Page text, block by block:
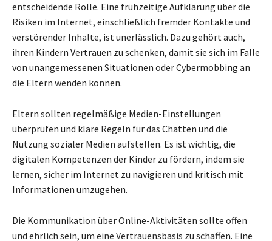
entscheidende Rolle. Eine frühzeitige Aufklärung über die
Risiken im Internet, einschließlich fremder Kontakte und
verstörender Inhalte, ist unerlässlich. Dazu gehört auch,
ihren Kindern Vertrauen zu schenken, damit sie sich im Falle
von unangemessenen Situationen oder Cybermobbing an
die Eltern wenden können.
Eltern sollten regelmäßige Medien-Einstellungen
überprüfen und klare Regeln für das Chatten und die
Nutzung sozialer Medien aufstellen. Es ist wichtig, die
digitalen Kompetenzen der Kinder zu fördern, indem sie
lernen, sicher im Internet zu navigieren und kritisch mit
Informationen umzugehen.
Die Kommunikation über Online-Aktivitäten sollte offen
und ehrlich sein, um eine Vertrauensbasis zu schaffen. Eine